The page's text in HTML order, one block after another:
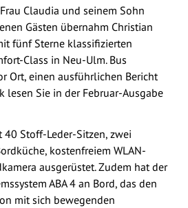
Claudia und seinem Sohn
Gästen übernahm Christian
fünf Sterne klassifizierten
Class in Neu-Ulm. Bus
Ort, einen ausführlichen Bericht
lesen Sie in der Februar-Ausgabe
40 Stoff-Leder-Sitzen, zwei
kostenfreiem WLAN-
ausgerüstet. Zudem hat der
ABA 4 an Bord, das den
mit sich bewegenden